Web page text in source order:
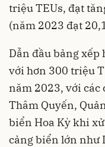
triệu TEUs, đạt
(năm 2023 đạt
Dẫn đầu bảng xếp
với hơn 300 triệu
năm 2023, với các
Thâm Quyến,
biển Hoa Kỳ khi
cảng biển lớn như